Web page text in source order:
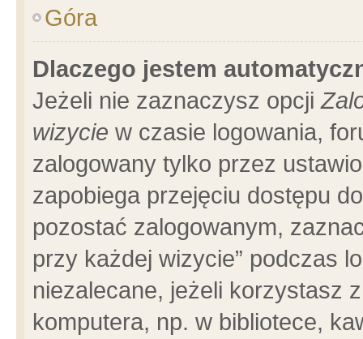
Góra
Dlaczego jestem
Jeżeli nie zaznaczysz opcji
wizycie w czasie logowania,
zalogowany tylko przez
zapobiega przejęciu dostępu
pozostać zalogowanym,
przy każdej wizycie” podczas
niezalecane, jeżeli korzystasz
komputera, np. w bibliotece,